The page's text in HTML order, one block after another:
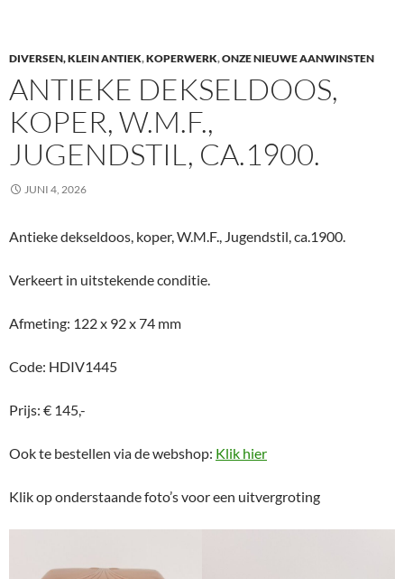
DIVERSEN, KLEIN ANTIEK,KOPERWERK,ONZE NIEUWE AANWINSTEN
ANTIEKE DEKSELDOOS,
KOPER, W.M.F.,
JUGENDSTIL, CA.1900.
JUNI 4, 2026
Antieke dekseldoos, koper, W.M.F., Jugendstil, ca.1900.
Verkeert in uitstekende conditie.
Afmeting: 122 x 92 x 74 mm
Code: HDIV1445
Prijs: € 145,-
Ook te bestellen via de webshop: Klik hier
Klik op onderstaande foto’s voor een uitvergroting